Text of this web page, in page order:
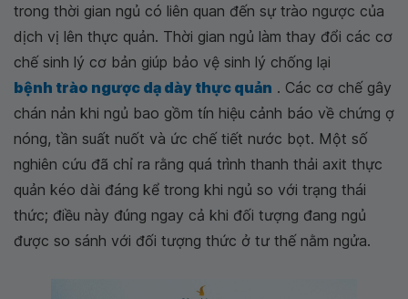
trong thời gian ngủ có liên quan đến sự trào ngược của
dịch vị lên thực quản. Thời gian ngủ làm thay đổi các cơ
chế sinh lý cơ bản giúp bảo vệ sinh lý chống lại
bệnh trào ngược dạ dày thực quản . Các cơ chế gây
chán nản khi ngủ bao gồm tín hiệu cảnh báo về chứng ợ
nóng, tần suất nuốt và ức chế tiết nước bọt. Một số
nghiên cứu đã chỉ ra rằng quá trình thanh thải axit thực
quản kéo dài đáng kể trong khi ngủ so với trạng thái
thức; điều này đúng ngay cả khi đối tượng đang ngủ
được so sánh với đối tượng thức ở tư thế nằm ngửa.